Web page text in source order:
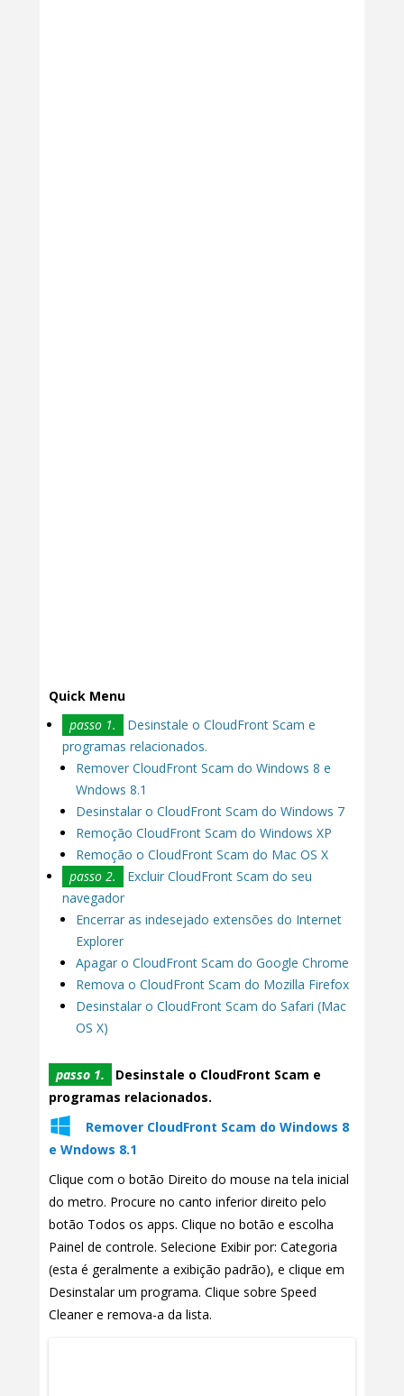
Quick Menu
passo 1.
Desinstale o CloudFront Scam e
programas relacionados.
Remover CloudFront Scam do Windows 8 e
Wndows 8.1
Desinstalar o CloudFront Scam do Windows 7
Remoção CloudFront Scam do Windows XP
Remoção o CloudFront Scam do Mac OS X
passo 2.
Excluir CloudFront Scam do seu
navegador
Encerrar as indesejado extensões do Internet
Explorer
Apagar o CloudFront Scam do Google Chrome
Remova o CloudFront Scam do Mozilla Firefox
Desinstalar o CloudFront Scam do Safari (Mac
OS X)
passo 1.
Desinstale o CloudFront Scam e
programas relacionados.
Remover CloudFront Scam do Windows 8
e Wndows 8.1
Clique com o botão Direito do mouse na tela inicial
do metro. Procure no canto inferior direito pelo
botão Todos os apps. Clique no botão e escolha
Painel de controle. Selecione Exibir por: Categoria
(esta é geralmente a exibição padrão), e clique em
Desinstalar um programa. Clique sobre Speed
Cleaner e remova-a da lista.